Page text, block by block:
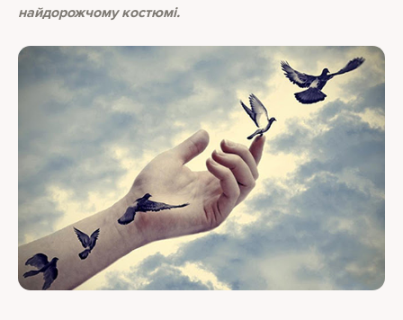
найдорожчому костюмі.